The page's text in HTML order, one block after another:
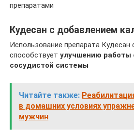
препаратами
Кудесан с добавлением
Использование препарата Кудесан
способствует улучшению работы
сосудистой системы
Читайте также:
в домашних условиях
мужчин